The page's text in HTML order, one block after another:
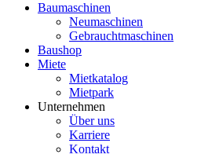
Baumaschinen
Neumaschinen
Gebrauchtmaschinen
Baushop
Miete
Mietkatalog
Mietpark
Unternehmen
Über uns
Karriere
Kontakt